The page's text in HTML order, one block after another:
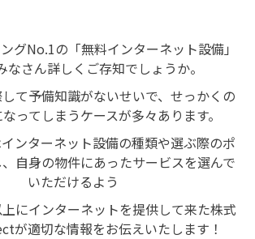
グNo.1の「無料インターネット設備」
なさん詳しくご存知でしょうか。
て予備知識がないせいで、せっかくの
ってしまうケースが多々あります。
ンターネット設備の種類や選ぶ際のポ
自身の物件にあったサービスを選んで
いただけるよう
にインターネットを提供して来た株式
が適切な情報をお伝えいたします！